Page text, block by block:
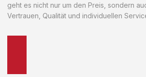
geht es nicht nur um den Preis, sondern
Vertrauen, Qualität und individuellen